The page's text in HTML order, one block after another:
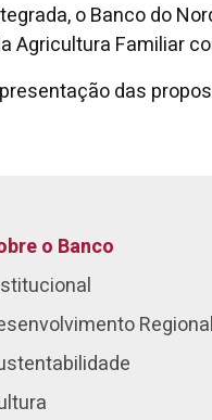
o Banco do
Agricultura Familiar
das
o Banco
Regional